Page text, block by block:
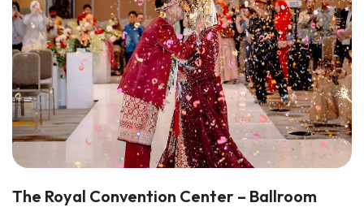
The Royal Convention Center – Ballroom